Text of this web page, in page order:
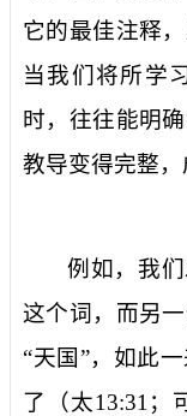
它的最佳注释
当我们将所学
时，往往能明
教导变得完整，
例如，我
这个词，而另
“天国”，如此
了（太13:31 ；